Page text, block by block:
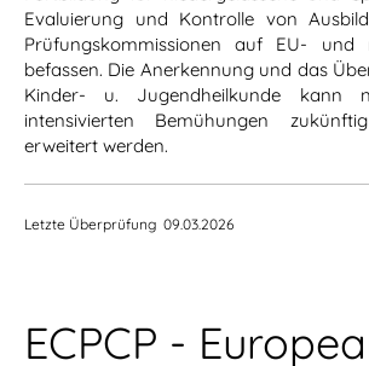
Evaluierung und Kontrolle von
Prüfungskommissionen auf EU- und
befassen. Die Anerkennung und das
Kinder- u. Jugendheilkunde kann
intensivierten Bemühungen
erweitert werden.
Letzte Überprüfung 09.03.2026
ECPCP -